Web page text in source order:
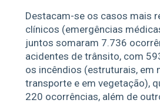
Destacam-se os casos mais
clínicos (emergências
juntos somaram 7.736
acidentes de trânsito, com
os incêndios (estruturais, em
transporte e em vegetação),
220 ocorrências, além de